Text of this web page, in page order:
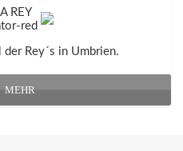
REY
Rey´s in Umbrien.
MEHR